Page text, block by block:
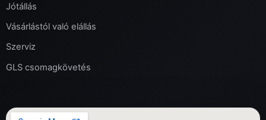
Jótállás
Vásárlástól való elállás
Szerviz
GLS csomagkövetés